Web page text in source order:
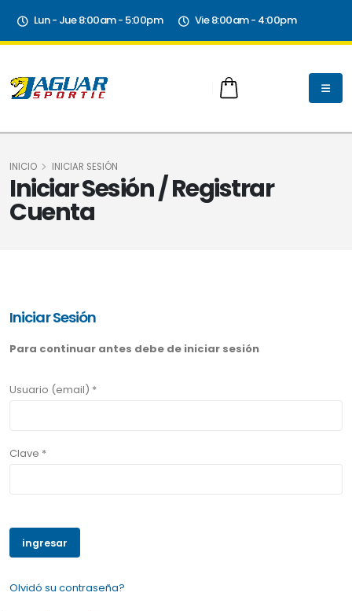
Lun - Jue 8:00am - 5:00pm Vie 8:00am - 4:00pm
Iniciar Sesión / Registrar
Cuenta
INICIO INICIAR SESIÓN
Iniciar Sesión
Para continuar antes debe de iniciar sesión
Usuario (email) *
Clave *
Olvidó su contraseña?